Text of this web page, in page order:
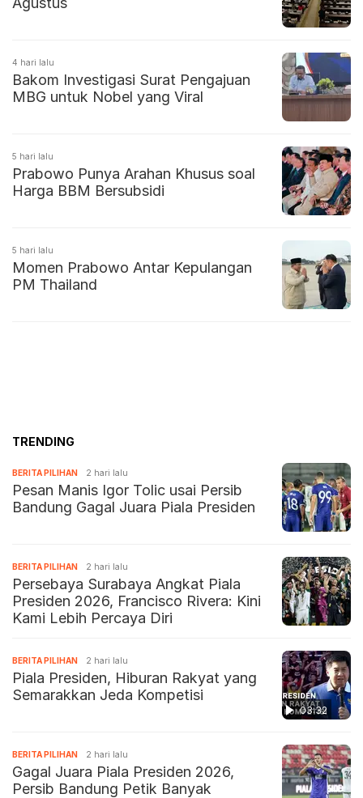
4 hari lalu
Bakom Investigasi Surat Pengajuan
MBG untuk Nobel yang Viral
5 hari lalu
Prabowo Punya Arahan Khusus soal
Harga BBM Bersubsidi
5 hari lalu
Momen Prabowo Antar Kepulangan
PM Thailand
TRENDING
BERITA PILIHAN 2 hari lalu
Pesan Manis Igor Tolic usai Persib
Bandung Gagal Juara Piala Presiden
BERITA PILIHAN 2 hari lalu
Persebaya Surabaya Angkat Piala
Presiden 2026, Francisco Rivera: Kini
Kami Lebih Percaya Diri
03:32
BERITA PILIHAN 2 hari lalu
Piala Presiden, Hiburan Rakyat yang
Semarakkan Jeda Kompetisi
BERITA PILIHAN 2 hari lalu
Gagal Juara Piala Presiden 2026,
Persib Bandung Petik Banyak